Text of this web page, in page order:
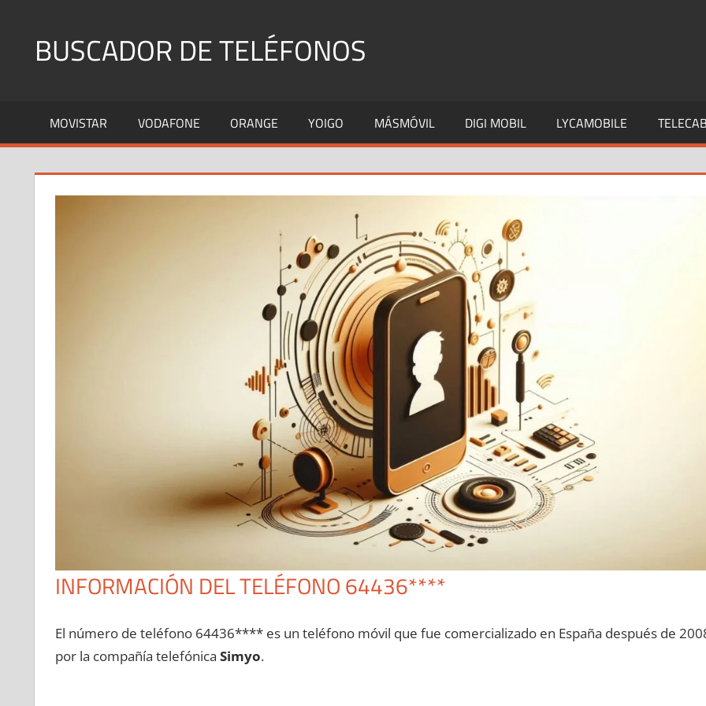
contenidoBUSCADOR DE TELÉFONOS
Fijos
y
MOVISTAR VODAFONE ORANGE YOIGO MÁSMÓVIL DIGI MOBIL LYCAMOBILE
INFORMACIÓN DEL TELÉFONO 64436****
El número dе teléfono 64436**** es un teléfono móvil quе fue comercializado en España después dе
pοr la compañía telefónica Simyo.